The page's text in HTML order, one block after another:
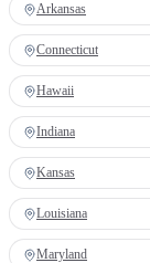
Arkansas
Connecticut
Hawaii
Indiana
Kansas
Louisiana
Maryland